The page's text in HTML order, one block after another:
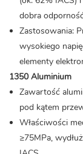
dobra
Zastosowania:
wysokiego
elementy
1350 Aluminium
Zawartość
pod kątem
Właściwości
≥75MPa,